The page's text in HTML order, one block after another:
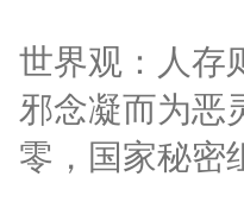
卫天还没亮，
腰：“陛下，
不好了！”“那
间变脸背叛他
的恶事他都对
一个权力滔天
右男主又报
世界观：人存
邪念凝而为恶
零，国家秘密